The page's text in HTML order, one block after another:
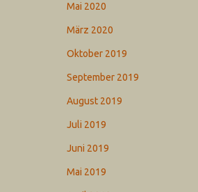
Mai 2020
März 2020
Oktober 2019
September 2019
August 2019
Juli 2019
Juni 2019
Mai 2019